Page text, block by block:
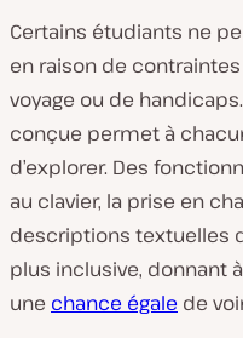
Certains étudiants ne
en raison de
voyage ou de
conçue permet à
d’explorer. Des
au clavier, la prise en
descriptions textuelles
plus inclusive, donnant
une chance égale de